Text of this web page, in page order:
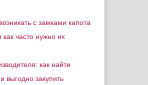
с замками капота
часто нужно их
как найти
выгодно закупить